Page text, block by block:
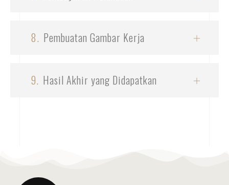
8. Pembuatan Gambar Kerja
9. Hasil Akhir yang Didapatkan